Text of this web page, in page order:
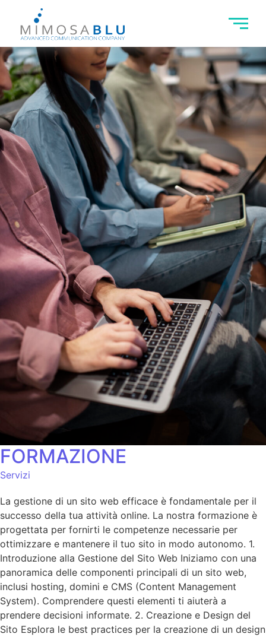
FORMAZIONE
Servizi
La gestione di un sito web efficace è fondamentale per il
successo della tua attività online. La nostra formazione è
progettata per fornirti le competenze necessarie per
ottimizzare e mantenere il tuo sito in modo autonomo. 1.
Introduzione alla Gestione del Sito Web Iniziamo con una
panoramica delle componenti principali di un sito web,
inclusi hosting, domini e CMS (Content Management
System). Comprendere questi elementi ti aiuterà a
prendere decisioni informate. 2. Creazione e Design del
Sito Esplora le best practices per la creazione di un design